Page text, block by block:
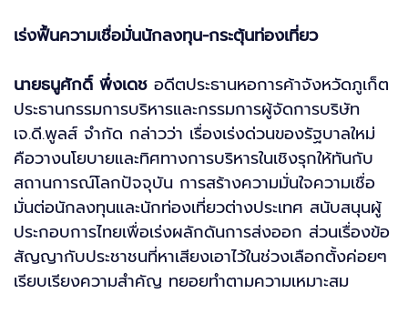
เร่งฟื้นความเชื่อมั่นนักลงทุน-กระตุ้นท่องเที่ยว
นายธนูศักดิ์ พึ่งเดช อดีตประธานหอการค้าจังหวัดภูเก็ต
ประธานกรรมการบริหารและกรรมการผู้จัดการบริษัท
เจ.ดี.พูลส์ จำกัด กล่าวว่า เรื่องเร่งด่วนของรัฐบาลใหม่
คือวางนโยบายและทิศทางการบริหารในเชิงรุกให้ทันกับ
สถานการณ์โลกปัจจุบัน การสร้างความมั่นใจความเชื่อ
มั่นต่อนักลงทุนและนักท่องเที่ยวต่างประเทศ สนับสนุนผู้
ประกอบการไทยเพื่อเร่งผลักดันการส่งออก ส่วนเรื่องข้อ
สัญญากับประชาชนที่หาเสียงเอาไว้ในช่วงเลือกตั้งค่อยๆ
เรียบเรียงความสำคัญ ทยอยทำตามความเหมาะสม